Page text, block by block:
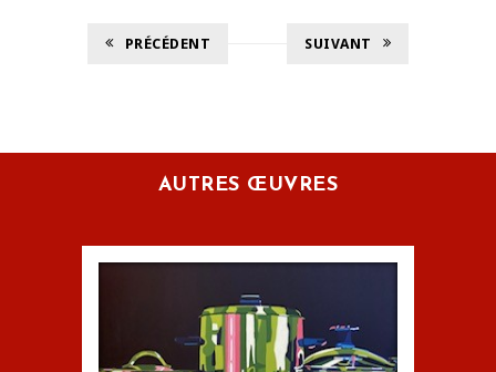
PRÉCÉDENT SUIVANT
AUTRES ŒUVRES